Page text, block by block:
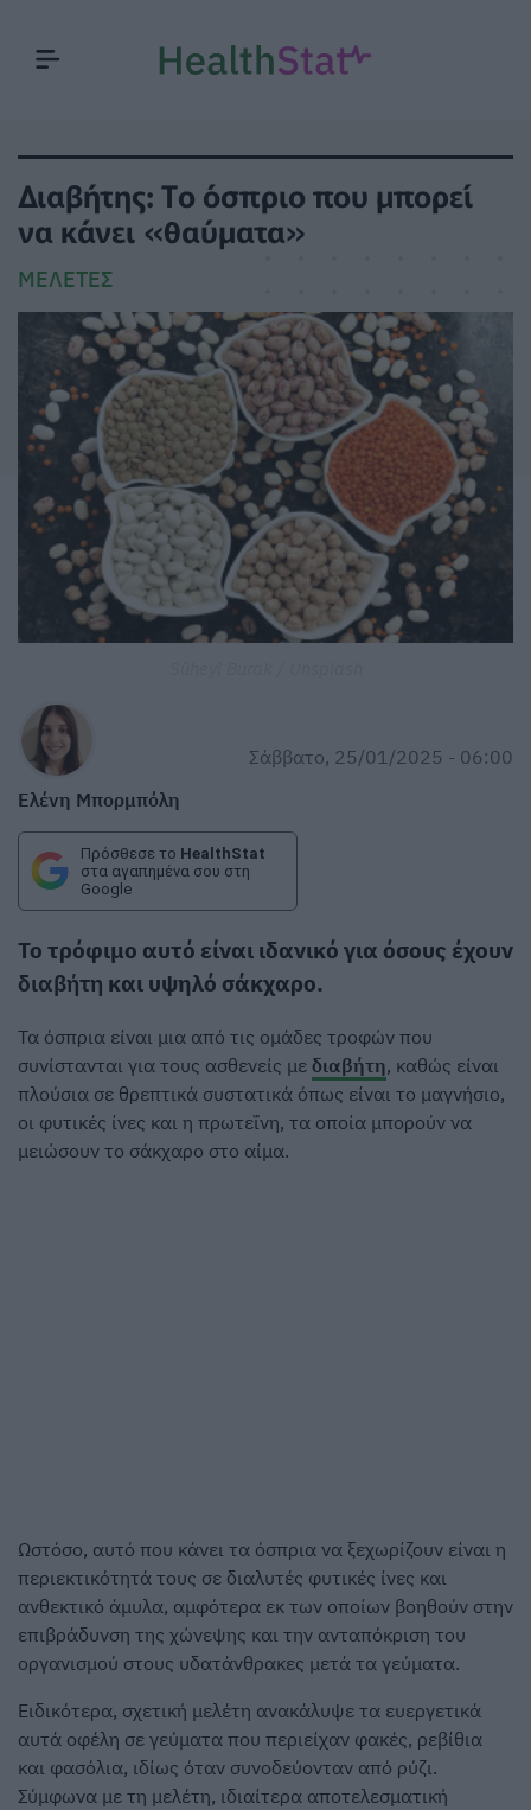
Διαβήτης: Tο όσπριο που μπορεί
να κάνει «θαύματα»
ΜΕΛΈΤΕΣ
Ελένη Μπορμπόλη
Σάββατο, 25/01/2025 - 06:00
Πρόσθεσε το HealthStat
στα αγαπημένα σου στη
Google
Το τρόφιμο αυτό είναι ιδανικό για όσους έχουν
διαβήτη και υψηλό σάκχαρο.
Τα όσπρια είναι μια από τις ομάδες τροφών που
συνίστανται για τους ασθενείς με διαβήτη, καθώς είναι
πλούσια σε θρεπτικά συστατικά όπως είναι το μαγνήσιο,
οι φυτικές ίνες και η πρωτεΐνη, τα οποία μπορούν να
μειώσουν το σάκχαρο στο αίμα.
Ωστόσο, αυτό που κάνει τα όσπρια να ξεχωρίζουν είναι η
περιεκτικότητά τους σε διαλυτές φυτικές ίνες και
ανθεκτικό άμυλα, αμφότερα εκ των οποίων βοηθούν στην
επιβράδυνση της χώνεψης και την ανταπόκριση του
οργανισμού στους υδατάνθρακες μετά τα γεύματα.
Ειδικότερα, σχετική μελέτη ανακάλυψε τα ευεργετικά
αυτά οφέλη σε γεύματα που περιείχαν φακές, ρεβίθια
και φασόλια, ιδίως όταν συνοδεύονταν από ρύζι.
Σύμφωνα με τη μελέτη, ιδιαίτερα αποτελεσματική